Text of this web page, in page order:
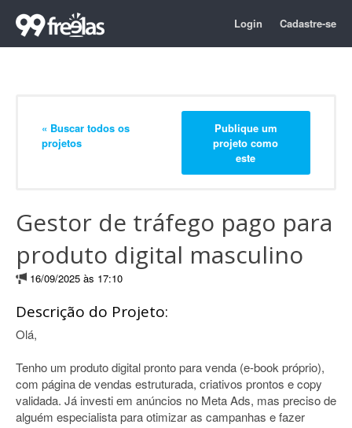
Login Cadastre-se
« Buscar todos os
projetos
Publique um
projeto como
este
Gestor de tráfego pago para
produto digital masculino
16/09/2025 às 17:10
Descrição do Projeto:
Olá,
Tenho um produto digital pronto para venda (e-book próprio),
com página de vendas estruturada, criativos prontos e copy
validada. Já investi em anúncios no Meta Ads, mas preciso de
alguém especialista para otimizar as campanhas e fazer